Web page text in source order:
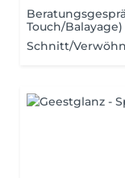
Touch/Balayage)
Schnitt/